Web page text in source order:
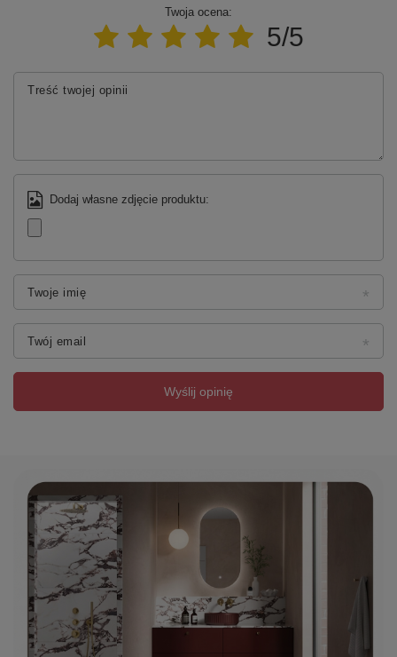
Twoja ocena:
5/5
Treść twojej opinii
Dodaj własne zdjęcie produktu:
Twoje imię
Twój email
Wyślij opinię